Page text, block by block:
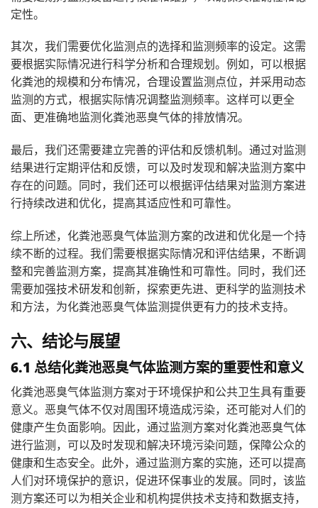
定性。
其次，我们需要优化监测点的选择和监测频率的设定。这需
要根据实际情况进行科学分析和合理规划。例如，可以根据
化粪池的规模和分布情况，合理设置监测点位，并采用动态
监测的方式，根据实际情况调整监测频率。这样可以更全
面、更准确地监测化粪池恶臭气体的排放情况。
最后，我们还需要建立完善的评估和反馈机制。通过对监测
结果进行定期评估和反馈，可以及时发现和解决监测方案中
存在的问题。同时，我们还可以根据评估结果对监测方案进
行持续改进和优化，提高其适应性和可靠性。
综上所述，化粪池恶臭气体监测方案的改进和优化是一个持
续不断的过程。我们需要根据实际情况和评估结果，不断调
整和完善监测方案，提高其准确性和可靠性。同时，我们还
需要加强技术研发和创新，探索更先进、更科学的监测技术
和方法，为化粪池恶臭气体监测提供更有力的技术支持。
六、结论与展望
6.1 总结化粪池恶臭气体监测方案的重要性和意义
化粪池恶臭气体监测方案对于环境保护和公共卫生具有重要
意义。恶臭气体不仅对周围环境造成污染，还可能对人们的
健康产生负面影响。因此，通过监测方案对化粪池恶臭气体
进行监测，可以及时发现和解决环境污染问题，保障公众的
健康和生态安全。此外，通过监测方案的实施，还可以提高
人们对环境保护的意识，促进环保事业的发展。同时，该监
测方案还可以为相关企业和机构提供技术支持和数据支持，